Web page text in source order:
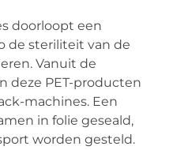
doorloopt een
de steriliteit van de
Vanuit de
deze PET-producten
machines. Een
in folie geseald,
worden gesteld.